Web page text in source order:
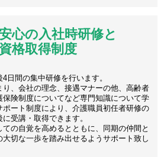
心の入社時研修と
資格取得制度
日間の集中研修を行います。
、会社の理念、接遇マナーの他、高齢者
険制度についてなど専門知識について学
ート制度により、介護職員初任者研修の
受講・取得できます。
の自覚を高めるとともに、同期の仲間と
切な一歩を踏み出せるようサポート致し